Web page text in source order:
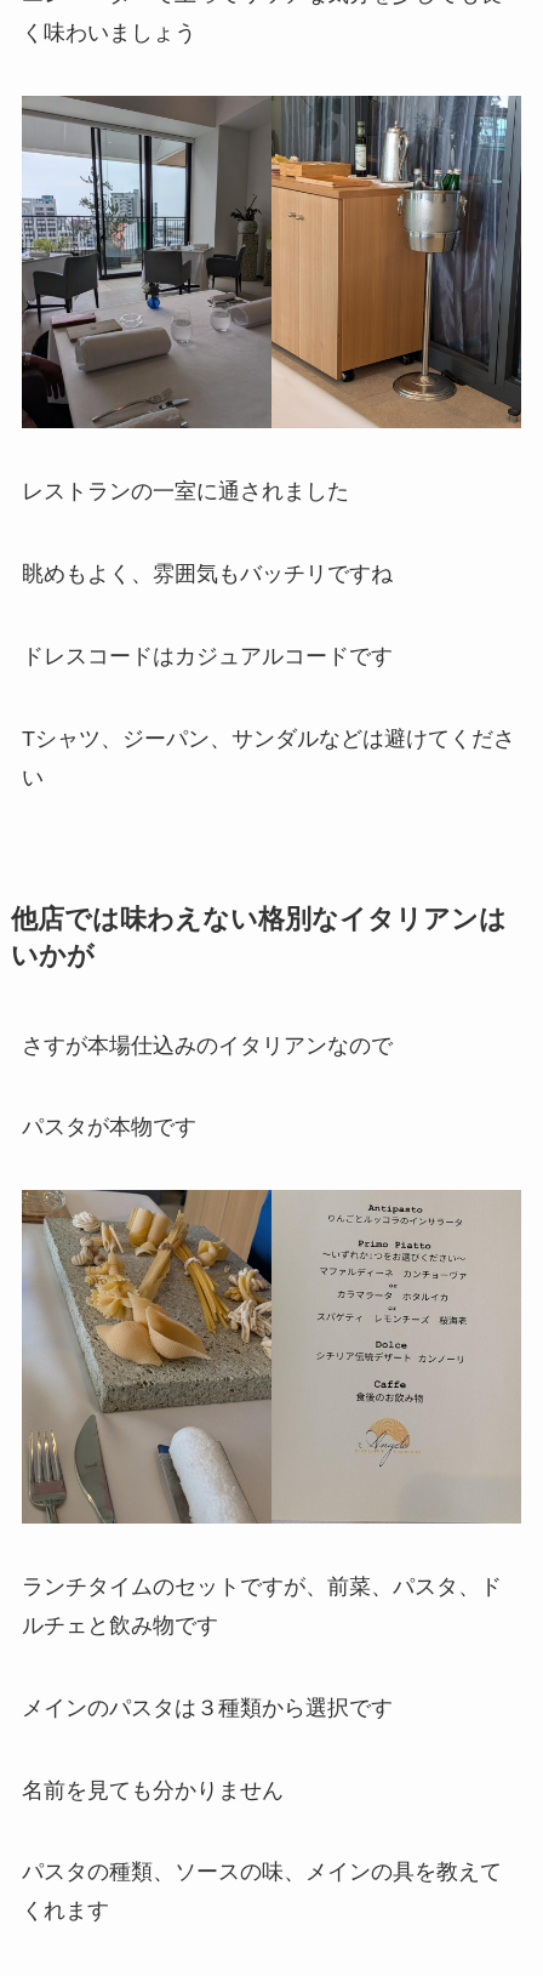
く味わいましょう
レストランの一室に通されました
眺めもよく、雰囲気もバッチリですね
ドレスコードはカジュアルコードです
Tシャツ、ジーパン、サンダルなどは避けてくださ
い
他店では味わえない格別なイタリアンは
いかが
さすが本場仕込みのイタリアンなので
パスタが本物です
ランチタイムのセットですが、前菜、パスタ、ド
ルチェと飲み物です
メインのパスタは３種類から選択です
名前を見ても分かりません
パスタの種類、ソースの味、メインの具を教えて
くれます